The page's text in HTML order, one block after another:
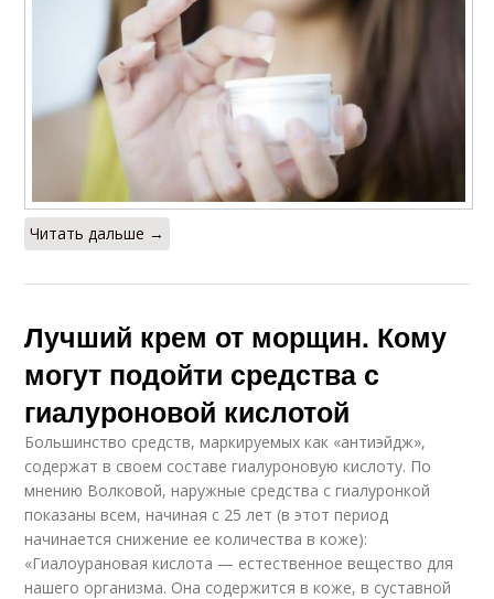
Читать дальше →
Лучший крем от морщин. Кому
могут подойти средства с
гиалуроновой кислотой
Большинство средств, маркируемых как «антиэйдж»,
содержат в своем составе гиалуроновую кислоту. По
мнению Волковой, наружные средства с гиалуронкой
показаны всем, начиная с 25 лет (в этот период
начинается снижение ее количества в коже):
«Гиалоурановая кислота — естественное вещество для
нашего организма. Она содержится в коже, в суставной